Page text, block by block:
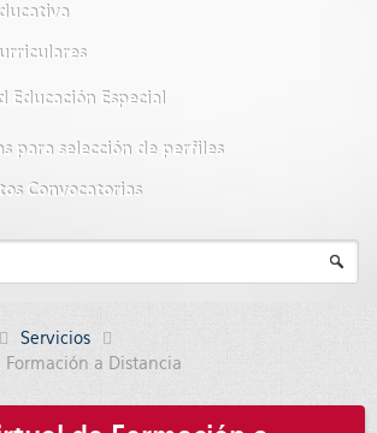
Educación Especial
para selección de perfiles
Convocatorias
Servicios
a Distancia